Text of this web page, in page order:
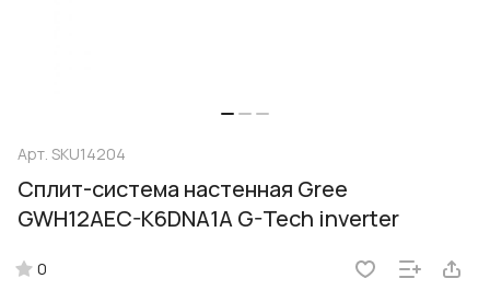
Арт. SKU14204
Сплит-система настенная Gree
GWH12AEC-K6DNA1A G-Tech inverter
0